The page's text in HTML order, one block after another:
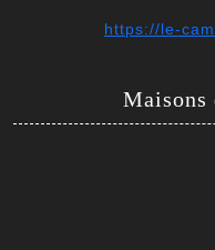
https://le-
Maisons